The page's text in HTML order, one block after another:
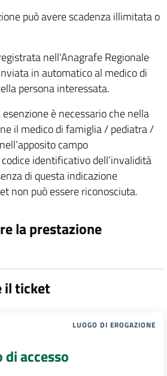
può avere scadenza illimitata o
nell'Anagrafe Regionale
in automatico al medico di
persona interessata.
è necessario che nella
il medico di famiglia / pediatra /
campo
identificativo dell’invalidità
di questa indicazione
non può essere riconosciuta.
la prestazione
il ticket
LUOGO DI EROGAZIONE
accesso